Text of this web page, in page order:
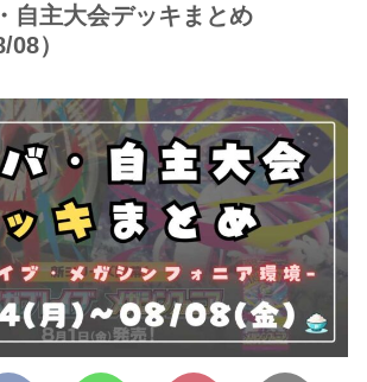
自主大会デッキまとめ
08）